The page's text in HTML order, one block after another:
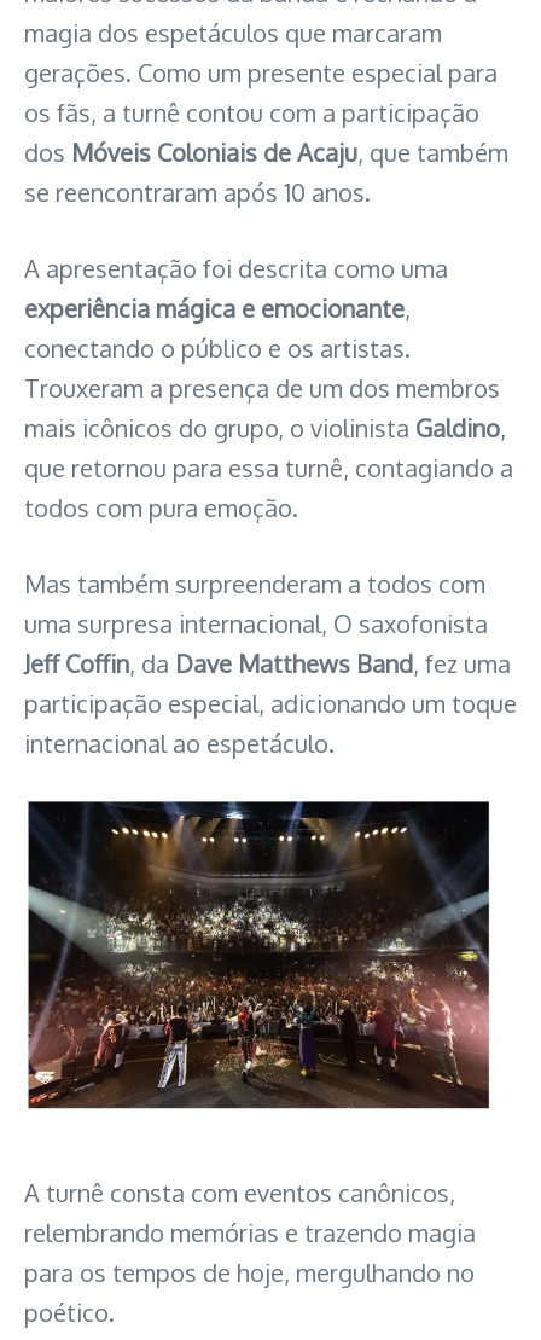
magia dos espetáculos que marcaram
gerações. Como um presente especial para
os fãs, a turnê contou com a participação
dos Móveis Coloniais de Acaju, que também
se reencontraram após 10 anos.
A apresentação foi descrita como uma
experiência mágica e emocionante,
conectando o público e os artistas.
Trouxeram a presença de um dos membros
mais icônicos do grupo, o violinista Galdino,
que retornou para essa turnê, contagiando a
todos com pura emoção.
Mas também surpreenderam a todos com
uma surpresa internacional, O saxofonista
Jeff Coffin, da Dave Matthews Band, fez uma
participação especial, adicionando um toque
internacional ao espetáculo.
A turnê consta com eventos canônicos,
relembrando memórias e trazendo magia
para os tempos de hoje, mergulhando no
poético.